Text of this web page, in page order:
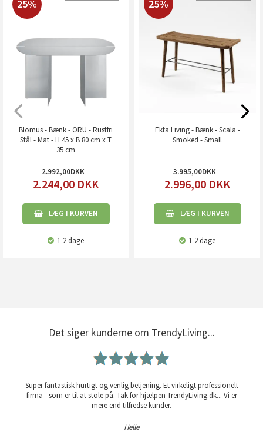
25%
Blomus - Bænk - ORU - Rustfri
Stål - Mat - H 45 x B 80 cm x T
35 cm
2.992,00
2.244,00 DKK
LÆG I KURVEN
1-2 dage
25%
Ekta Living - Bænk - Scala -
Smoked - Small
3.995,00
2.996,00 DKK
LÆG I KURVEN
1-2 dage
Det siger kunderne om TrendyLiving...
Super fantastisk hurtigt og venlig betjening. Et virkeligt professionelt
firma - som er til at stole på. Tak for hjælpen TrendyLiving.dk... Vi er
mere end tilfredse kunder.
Helle